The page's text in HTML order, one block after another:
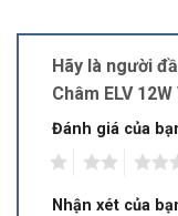
Hãy là người
Châm ELV
Đánh giá của
Nhận xét của